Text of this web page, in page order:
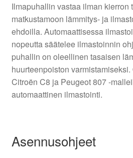
Ilmapuhallin vastaa ilman kierron
matkustamoon lämmitys- ja
ehdoilla. Automaattisessa
nopeutta säätelee ilmastoinnin
puhallin on oleellinen tasaisen
huurteenpoiston
Citroën C8 ja Peugeot 807 -
automaattinen ilmastointi.
Asennusohjeet